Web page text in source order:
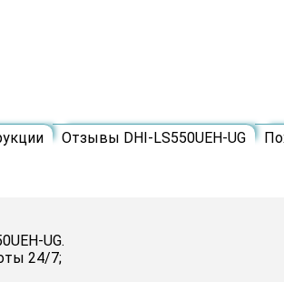
Отзывы DHI-LS550UEH-UG
UG.
24/7;